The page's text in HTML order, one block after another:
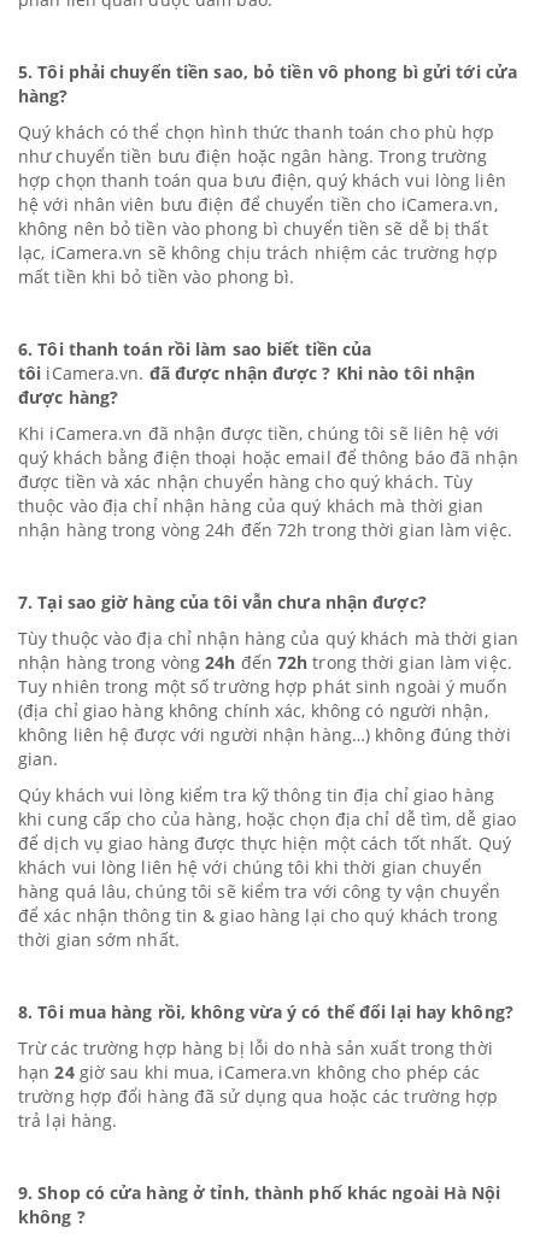
5. Tôi phải chuyển tiền sao, bỏ tiền vô phong bì gửi tới cửa
hàng?
Quý khách có thể chọn hình thức thanh toán cho phù hợp
như chuyển tiền bưu điện hoặc ngân hàng. Trong trường
hợp chọn thanh toán qua bưu điện, quý khách vui lòng liên
hệ với nhân viên bưu điện để chuyển tiền cho iCamera.vn,
không nên bỏ tiền vào phong bì chuyển tiền sẽ dễ bị thất
lạc, iCamera.vn sẽ không chịu trách nhiệm các trường hợp
mất tiền khi bỏ tiền vào phong bì.
6. Tôi thanh toán rồi làm sao biết tiền của
tôi iCamera.vn. đã được nhận được ? Khi nào tôi nhận
được hàng?
Khi iCamera.vn đã nhận được tiền, chúng tôi sẽ liên hệ với
quý khách bằng điện thoại hoặc email để thông báo đã nhận
được tiền và xác nhận chuyển hàng cho quý khách. Tùy
thuộc vào địa chỉ nhận hàng của quý khách mà thời gian
nhận hàng trong vòng 24h đến 72h trong thời gian làm việc.
7. Tại sao giờ hàng của tôi vẫn chưa nhận được?
Tùy thuộc vào địa chỉ nhận hàng của quý khách mà thời gian
nhận hàng trong vòng24h đến 72h trong thời gian làm việc.
Tuy nhiên trong một số trường hợp phát sinh ngoài ý muốn
(địa chỉ giao hàng không chính xác, không có người nhận,
không liên hệ được với người nhận hàng…) không đúng thời
gian.
Qúy khách vui lòng kiểm tra kỹ thông tin địa chỉ giao hàng
khi cung cấp cho của hàng, hoặc chọn địa chỉ dễ tìm, dễ giao
để dịch vụ giao hàng được thực hiện một cách tốt nhất. Quý
khách vui lòng liên hệ với chúng tôi khi thời gian chuyển
hàng quá lâu, chúng tôi sẽ kiểm tra với công ty vận chuyển
để xác nhận thông tin & giao hàng lại cho quý khách trong
thời gian sớm nhất.
8. Tôi mua hàng rồi, không vừa ý có thể đổi lại hay không?
Trừ các trường hợp hàng bị lỗi do nhà sản xuất trong thời
hạn24giờ sau khi mua, iCamera.vn không cho phép các
trường hợp đổi hàng đã sử dụng qua hoặc các trường hợp
trả lại hàng.
9. Shop có cửa hàng ở tỉnh, thành phố khác ngoài Hà Nội
không ?